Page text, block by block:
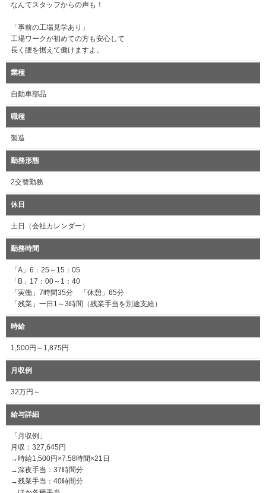
なんてスタッフからの声も！
「事前の工場見学あり」
工場ワークが初めての方も安心して
長く腰を据えて働けますよ。
業種
自動車部品
職種
製造
勤務形態
2交替勤務
休日
土日（会社カレンダー）
勤務時間
「A」6：25～15：05
「B」17：00～1：40
「実働」7時間35分 「休憩」65分
「残業」一日1～3時間（残業手当を別途支給）
時給
1,500円～1,875円
月収例
32万円～
給与詳細
「月収例」
月収：327,645円
→時給1,500円×7.58時間×21日
→深夜手当：37時間分
→残業手当：40時間分